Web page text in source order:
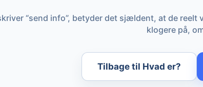
“send info”, betyder det sjældent, at de
klogere på,
Tilbage til Hvad er?